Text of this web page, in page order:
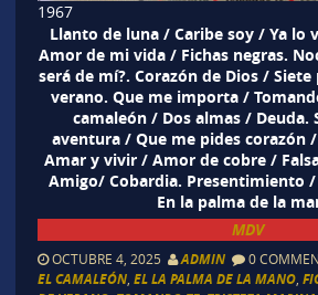
1967
Llanto de luna / Caribe soy / Ya lo
Amor de mi vida / Fichas negras.
será de mí?. Corazón de Dios /
verano. Que me importa /
camaleón / Dos almas / Deuda.
aventura / Que me pides corazón
Amar y vivir / Amor de cobre /
Amigo/ Cobardia. Presentimiento
En la palma de la
MDV
OCTUBRE 4, 2025 ADMIN 0
EL CAMALEÓN, EL LA PALMA DE LA MANO,